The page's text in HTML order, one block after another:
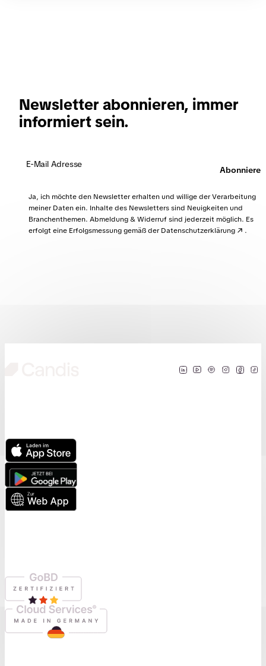
Vorkenntnisse oder Schulungen einsetzbar.
Newsletter abonnieren, immer
informiert sein.
Abonnieren
Ja, ich möchte den Newsletter erhalten und willige der Verarbeitung
meiner Daten ein. Inhalte des Newsletters sind Neuigkeiten und
Branchenthemen. Abmeldung & Widerruf sind jederzeit möglich. Es
erfolgt eine Erfolgsmessung gemäß der Datenschutzerklärung .